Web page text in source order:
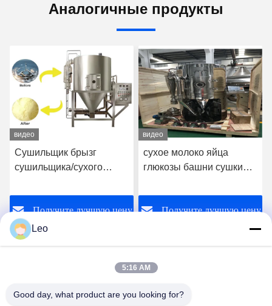
Аналогичные продукты
видео
сухое молоко яйца
глюкозы башни сушки
небольшое жидкостное
делая машину 36KW
Получите лучшую цену
видео
ISO9001 аттестовало
небольшую машину
5kg/H для порошка
растворимого кофе
Получите лучшую цену
Jiangsu Shengman Drying Equipment
Leo
5:16 AM
Good day, what product are you looking for?